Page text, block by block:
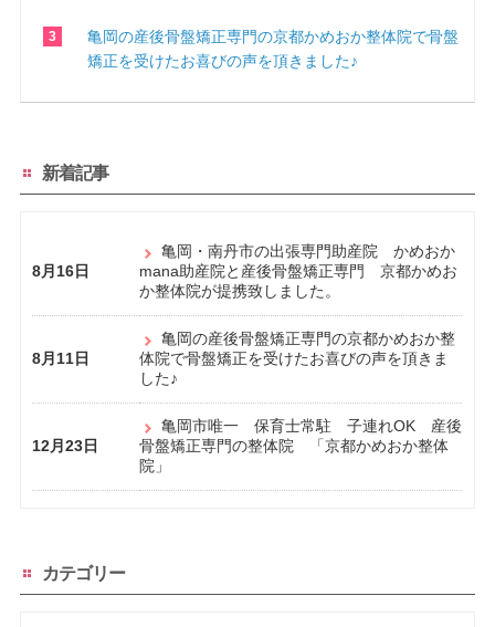
亀岡の産後骨盤矯正専門の京都かめおか整体院で骨盤
矯正を受けたお喜びの声を頂きました♪
新着記事
8月16日
亀岡・南丹市の出張専門助産院 かめおか
mana助産院と産後骨盤矯正専門 京都かめお
か整体院が提携致しました。
8月11日
亀岡の産後骨盤矯正専門の京都かめおか整
体院で骨盤矯正を受けたお喜びの声を頂きま
した♪
12月23日
亀岡市唯一 保育士常駐 子連れOK 産後
骨盤矯正専門の整体院 「京都かめおか整体
院」
カテゴリー